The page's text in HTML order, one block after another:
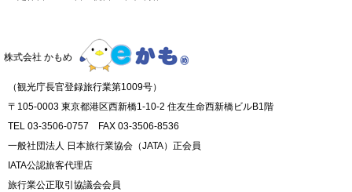
株式会社 かもめ
（観光庁長官登録旅行業第1009号）
〒105-0003 東京都港区西新橋1-10-2 住友生命西新橋ビルB1階
TEL 03-3506-0757 FAX 03-3506-8536
一般社団法人 日本旅行業協会（JATA）正会員
IATA公認旅客代理店
旅行業公正取引協議会会員